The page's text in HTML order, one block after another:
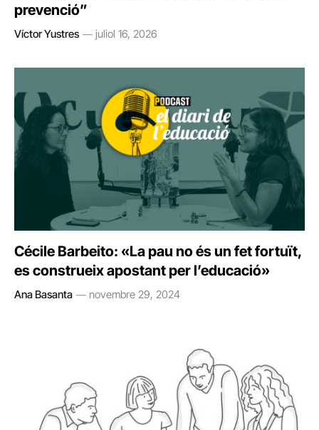
prevenció”
Víctor Yustres juliol 16, 2026
Cécile Barbeito: «La pau no és un fet fortuït,
es construeix apostant per l’educació»
Ana Basanta novembre 29, 2024